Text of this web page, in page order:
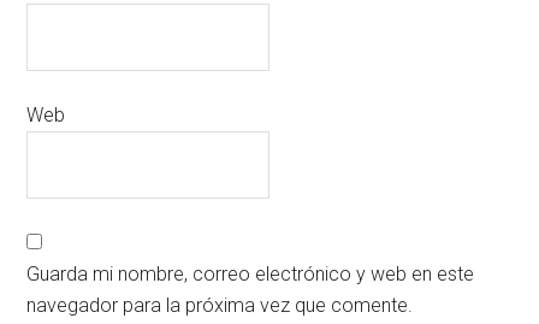
Web
Guarda mi nombre, correo electrónico y web en este
navegador para la próxima vez que comente.